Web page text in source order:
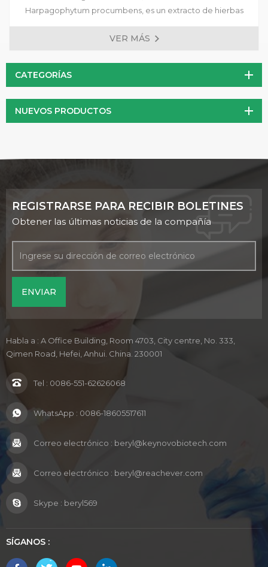
Harpagophytum procumbens, es un extracto de hierbas
derivado de las raíces de una planta nativa del desierto de
Kalahari en el sur de África. Tiene una larga historia de uso
años, el extracto de garra del diablo ha ganado popularidad
afecciones de salud.
VER MÁS
CATEGORÍAS
NUEVOS PRODUCTOS
REGISTRARSE PARA RECIBIR BOLETINES
Obtener las últimas noticias de la compañía
Habla a : A Office Building, Room 4703, City centre, No. 333,
Qimen Road, Hefei, Anhui. China. 230001
Tel : 0086-551-62626068
WhatsApp : 0086-18605517611
Correo electrónico : beryl@keynovobiotech.com
Correo electrónico : beryl@reachever.com
Skype : beryl569
SÍGANOS :